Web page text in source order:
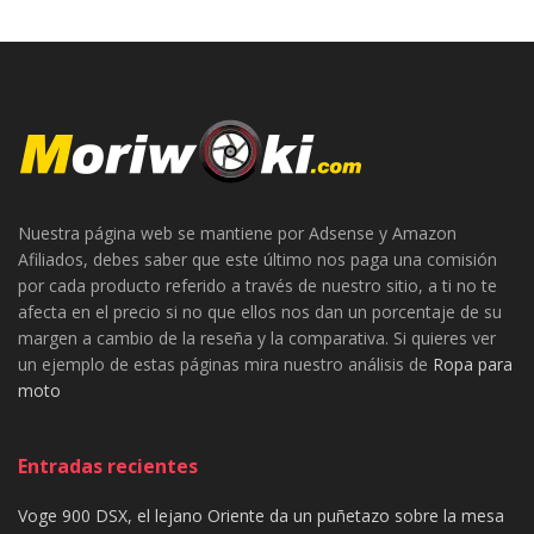
Nuestra página web se mantiene por Adsense y Amazon
Afiliados, debes saber que este último nos paga una comisión
por cada producto referido a través de nuestro sitio, a ti no te
afecta en el precio si no que ellos nos dan un porcentaje de su
margen a cambio de la reseña y la comparativa. Si quieres ver
un ejemplo de estas páginas mira nuestro análisis de Ropa para
moto
Entradas recientes
Voge 900 DSX, el lejano Oriente da un puñetazo sobre la mesa